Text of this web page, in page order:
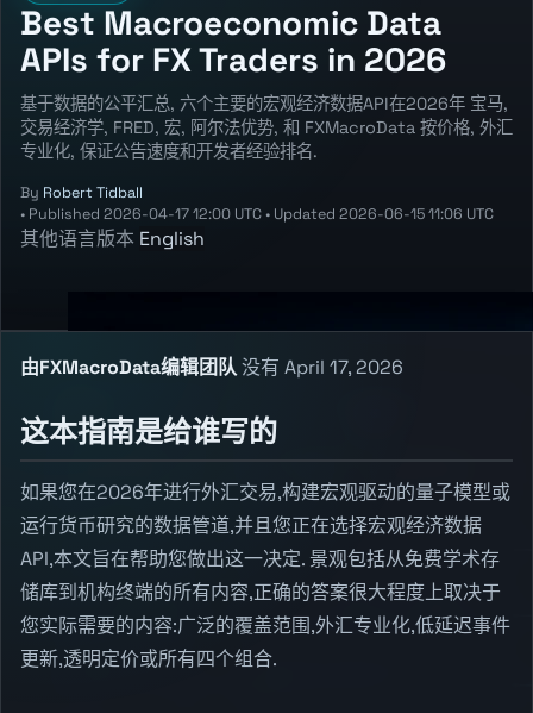
Best Macroeconomic Data
APIs for FX Traders in 2026
基于数据的公平汇总, 六个主要的宏观经济数据API在2026年 宝马,
交易经济学, FRED, 宏, 阿尔法优势, 和 FXMacroData 按价格, 外汇
专业化, 保证公告速度和开发者经验排名.
By Robert Tidball
• Published 2026-04-17 12:00 UTC • Updated 2026-06-15 11:06 UTC
其他语言版本 English
由FXMacroData编辑团队没有 April 17, 2026
这本指南是给谁写的
如果您在2026年进行外汇交易,构建宏观驱动的量子模型或
运行货币研究的数据管道,并且您正在选择宏观经济数据
API,本文旨在帮助您做出这一决定. 景观包括从免费学术存
储库到机构终端的所有内容,正确的答案很大程度上取决于
您实际需要的内容:广泛的覆盖范围,外汇专业化,低延迟事件
更新,透明定价或所有四个组合.